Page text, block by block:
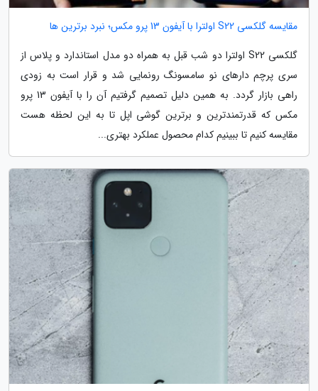
مقایسه گلکسی S22 اولترا با آیفون 13 پرو مکس؛ نبرد برترین ها
گلکسی S22 اولترا دو شب قبل به همراه دو مدل استاندارد و پلاس از
سری پرچم دارهای نو سامسونگ رونمایی شد و قرار است به زودی
راهی بازار گردد. به همین دلیل تصمیم گرفتیم آن را با آیفون 13 پرو
مکس که قدرتمندترین و برترین گوشی اپل تا به این لحظه هست
مقایسه کنیم تا ببینیم کدام محصول عملکرد بهتری...